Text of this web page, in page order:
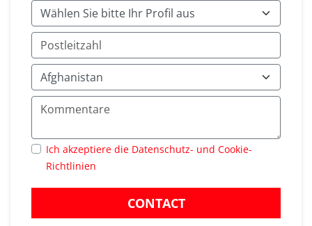
Ich akzeptiere die Datenschutz- und Cookie-
Richtlinien
CONTACT